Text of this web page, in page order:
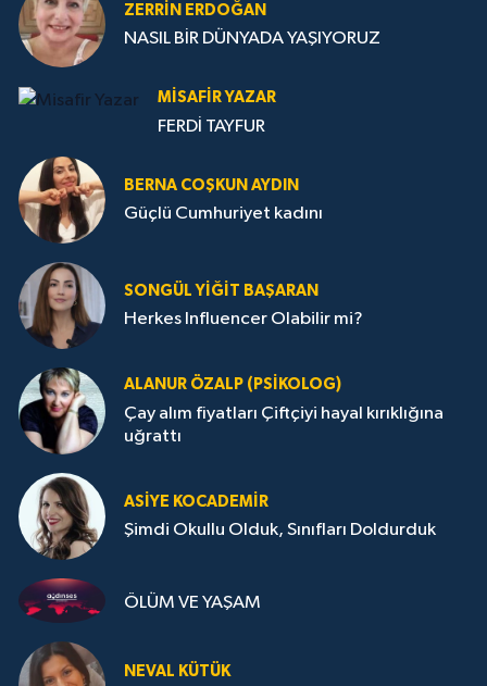
ZERRIN ERDOĞAN
NASIL BİR DÜNYADA YAŞIYORUZ
MISAFIR YAZAR
FERDİ TAYFUR
BERNA COŞKUN AYDIN
Güçlü Cumhuriyet kadını
SONGÜL YIĞIT BAŞARAN
Herkes Influencer Olabilir mi?
ALANUR ÖZALP (PSIKOLOG)
Çay alım fiyatları Çiftçiyi hayal kırıklığına
uğrattı
ASIYE KOCADEMİR
Şimdi Okullu Olduk, Sınıfları Doldurduk
ÖLÜM VE YAŞAM
NEVAL KÜTÜK